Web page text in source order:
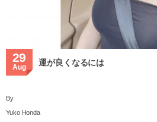
29
Aug 運が良くなるには
By
Yuko Honda